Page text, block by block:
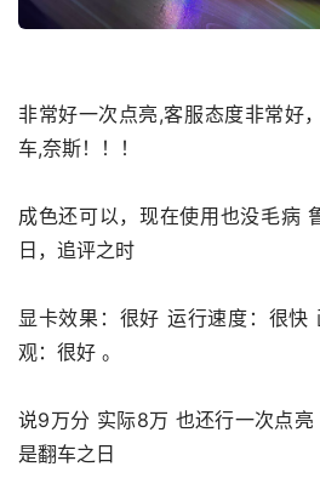
非常好一次点亮,客服态度非常好
车,奈斯！！！
成色还可以，现在使用也没毛病
日，追评之时
显卡效果：很好 运行速度：很快
观：很好 。
说9万分 实际8万 也还行一次点
是翻车之日